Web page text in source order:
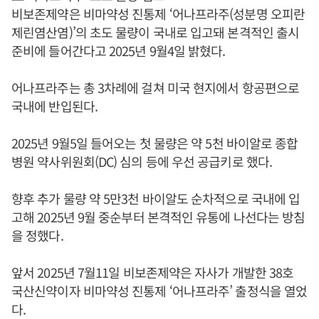
비보존제약은 비마약성 진통제 ‘어나프라주(성분명 오피란
제린염산염)’의 초도 물량이 국내로 입고돼 본격적인 출시
준비에 들어간다고 2025년 9월4일 밝혔다.
어나프라주는 총 3차례에 걸쳐 미국 현지에서 항공편으로
국내에 반입된다.
2025년 9월5일 들어오는 첫 물량은 약 5천 바이알로 종합
병원 약사위원회(DC) 심의 등에 우선 공급키로 했다.
향후 추가 물량 약 5만3천 바이알도 순차적으로 국내에 입
고해 2025년 9월 중순부터 본격적인 유통에 나선다는 방침
을 정했다.
앞서 2025년 7월11일 비보존제약은 자사가 개발한 38호
국산신약이자 비마약성 진통제 ‘어나프라주’ 출정식을 열었
다.